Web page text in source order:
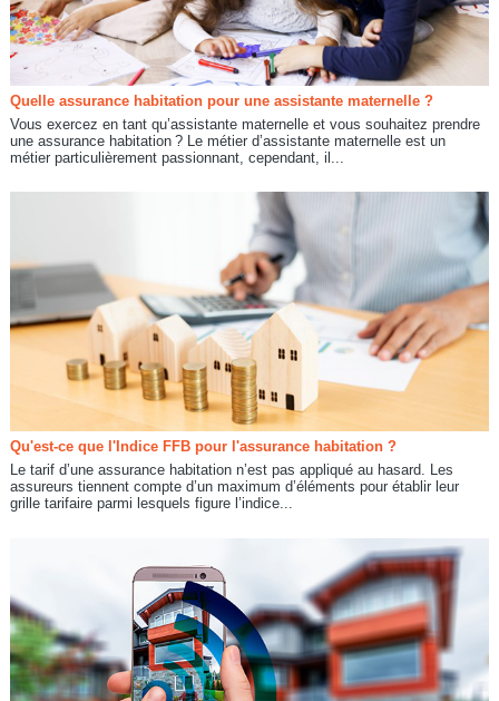
Quelle assurance habitation pour une assistante maternelle ?
Vous exercez en tant qu’assistante maternelle et vous souhaitez prendre
une assurance habitation ? Le métier d’assistante maternelle est un
métier particulièrement passionnant, cependant, il...
Qu'est-ce que l'Indice FFB pour l'assurance habitation ?
Le tarif d’une assurance habitation n’est pas appliqué au hasard. Les
assureurs tiennent compte d’un maximum d’éléments pour établir leur
grille tarifaire parmi lesquels figure l’indice...